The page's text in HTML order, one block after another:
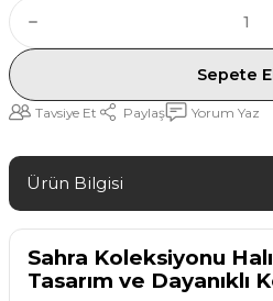
Sepete
Tavsiye Et Paylaş Yorum Yaz
Ürün Bilgisi
Sahra Koleksiyonu
Tasarım ve Dayanıklı